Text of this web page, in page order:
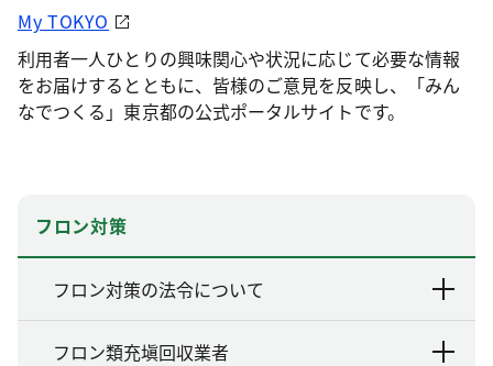
My TOKYO
利用者一人ひとりの興味関心や状況に応じて必要な情報
をお届けするとともに、皆様のご意見を反映し、「みん
なでつくる」東京都の公式ポータルサイトです。
フロン対策
フロン対策の法令について
フロン類充塡回収業者